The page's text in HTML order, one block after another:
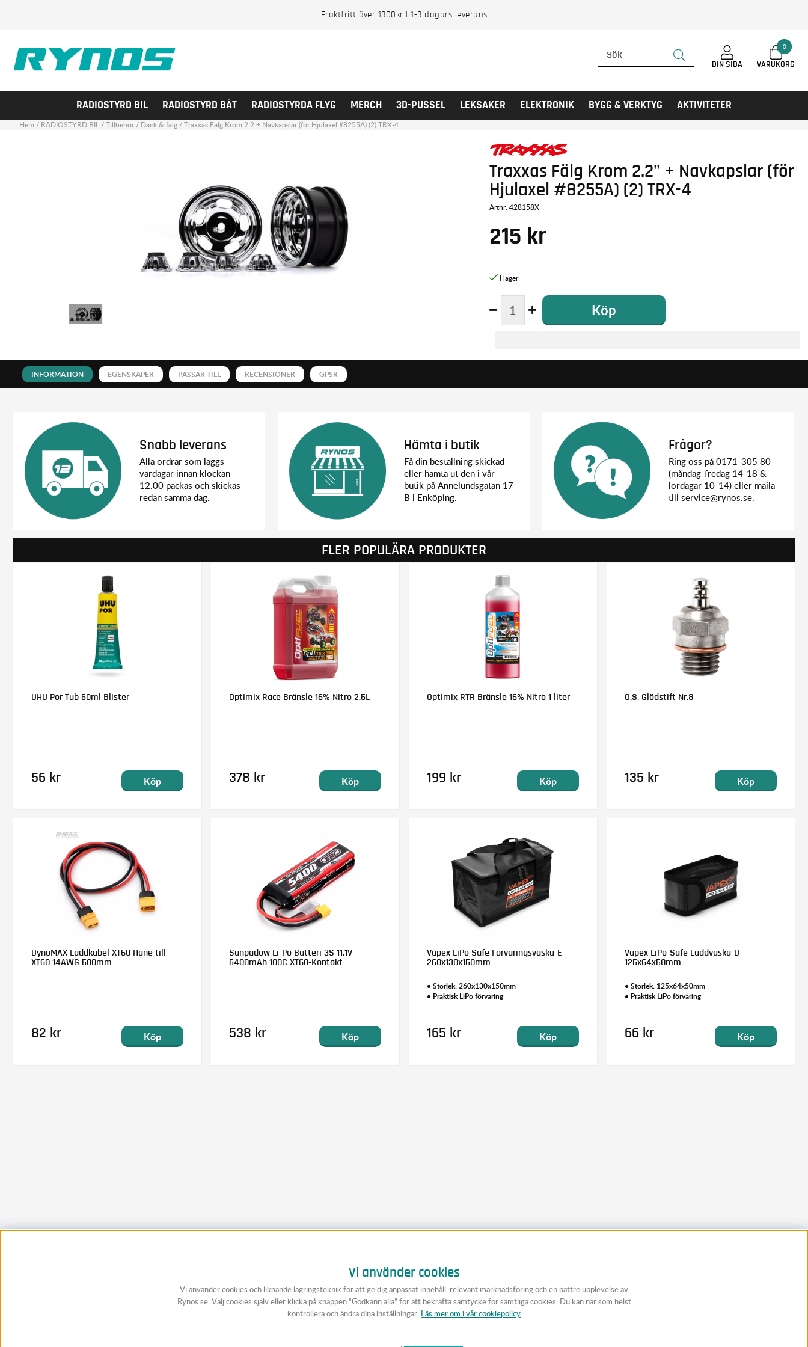
Fraktfritt över 1300kr | 1-3 dagars leverans
0
DIN SIDA
RADIOSTYRD BIL RADIOSTYRD BÅT RADIOSTYRDA FLYG MERCH 3D-PUSSEL LEKSAKER ELEKTRONIK BYGG & VERKTYG AKTIVITETER
Hem / RADIOSTYRD BIL/Tillbehör/ Däck & fälg/Traxxas Fälg Krom 2.2 + Navkapslar (för Hjulaxel #8255A) (2) TRX-4
Traxxas Fälg Krom 2.2" + Navkapslar (för
Hjulaxel #8255A) (2) TRX-4
Artnr:428158X
215 kr
Köp
INFORMATION EGENSKAPER PASSAR TILL RECENSIONER GPSR
Snabb leverans
Alla ordrar som läggs
vardagar innan klockan
12.00 packas och skickas
redan samma dag.
Hämta i butik
Få din beställning skickad
eller hämta ut den i vår
butik på Annelundsgatan 17
B i Enköping.
Frågor?
Ring oss på 0171-305 80
(måndag-fredag 14-18 &
lördagar 10-14) eller maila
till service@rynos.se.
FLER POPULÄRA PRODUKTER
UHU Por Tub 50ml Blister
56 kr Köp
Optimix Race Bränsle 16% Nitro 2,5L
378 kr Köp
Optimix RTR Bränsle 16% Nitro 1 liter
199 kr Köp
O.S. Glödstift Nr.8
135 kr Köp
DynoMAX Laddkabel XT60 Hane till
XT60 14AWG 500mm
82 kr Köp
Sunpadow Li-Po Batteri 3S 11.1V
5400mAh 100C XT60-Kontakt
538 kr Köp
Vapex LiPo Safe Förvaringsväska-E
260x130x150mm
• Storlek: 260x130x150mm
• Praktisk LiPo förvaring
165 kr Köp
Vapex LiPo-Safe Laddväska-D
125x64x50mm
• Storlek: 125x64x50mm
• Praktisk LiPo förvaring
66 kr Köp
Vi använder cookies
Vi använder cookies och liknande lagringsteknik för att ge dig anpassat innehåll, relevant marknadsföring och en bättre upplevelse av
Rynos.se. Välj cookies själv eller klicka på knappen “Godkänn alla” för att bekräfta samtycke för samtliga cookies. Du kan när som helst
kontrollera och ändra dina inställningar. Läs mer om i vår cookiepolicy